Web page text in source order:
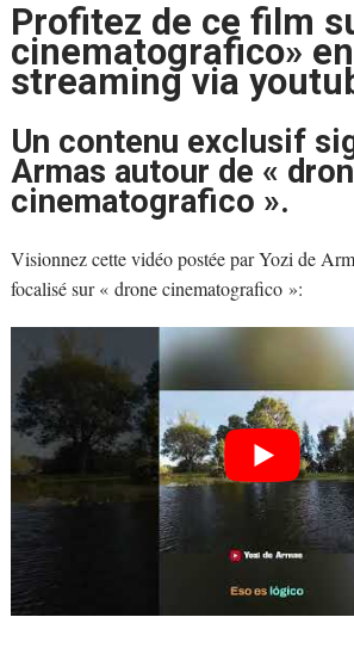
Profitez de ce film
cinematografico» en
streaming via
Un contenu exclusif
Armas autour de «
cinematografico ».
Visionnez cette vidéo postée par Yozi de
focalisé sur « drone cinematografico »: